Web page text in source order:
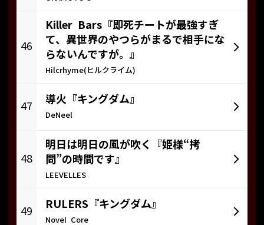
46
Killer Bars『即死チートが最強すぎ
て、異世界のやつらがまるで相手にな
らないんですが。』
Hilcrhyme(ヒルクライム)
47
導火『キングダム』
DeNeel
48
明日は明日の風が吹く『姫様“拷
問”の時間です』
LEEVELLES
49
RULERS『キングダム』
Novel Core